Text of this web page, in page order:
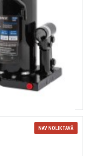
427 mm) FORSAGE
NAV NOLIKTAVĀ